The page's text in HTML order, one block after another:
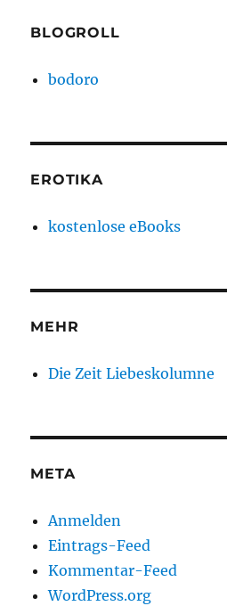
BLOGROLL
bodoro
EROTIKA
kostenlose eBooks
MEHR
Die Zeit Liebeskolumne
META
Anmelden
Eintrags-Feed
Kommentar-Feed
WordPress.org